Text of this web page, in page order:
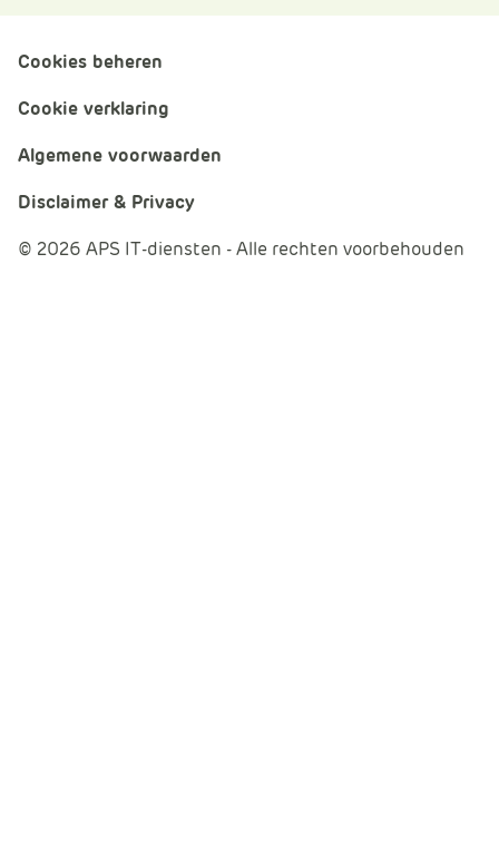
© 2026 APS IT-diensten - Alle rechten voorbehouden
Cookies beheren
Cookie verklaring
Algemene voorwaarden
Disclaimer & Privacy